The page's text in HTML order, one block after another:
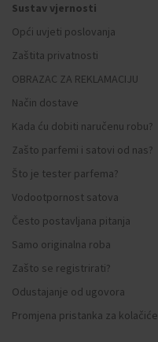
Sustav vjernosti
Opći uvjeti poslovanja
Zaštita privatnosti
OBRAZAC ZA REKLAMACIJU
Način dostave
Kada ću dobiti naručenu robu?
Zašto parfemi i satovi od nas?
Što je tester parfema?
Vodootpornost satova
Često postavljana pitanja
Samo originalna roba
Zašto se registrirati?
Odustajanje od ugovora
Promjena pristanka za kolačiće